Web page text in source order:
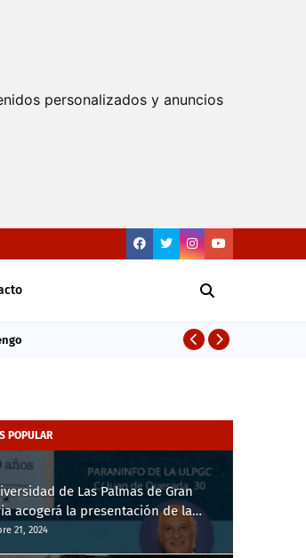
personalizados y anuncios
POPULAR
de Las Palmas de Gran
acogerá la presentación de la
para vivir sanos 120 años” del Dr.
de la Peña
21, 2024